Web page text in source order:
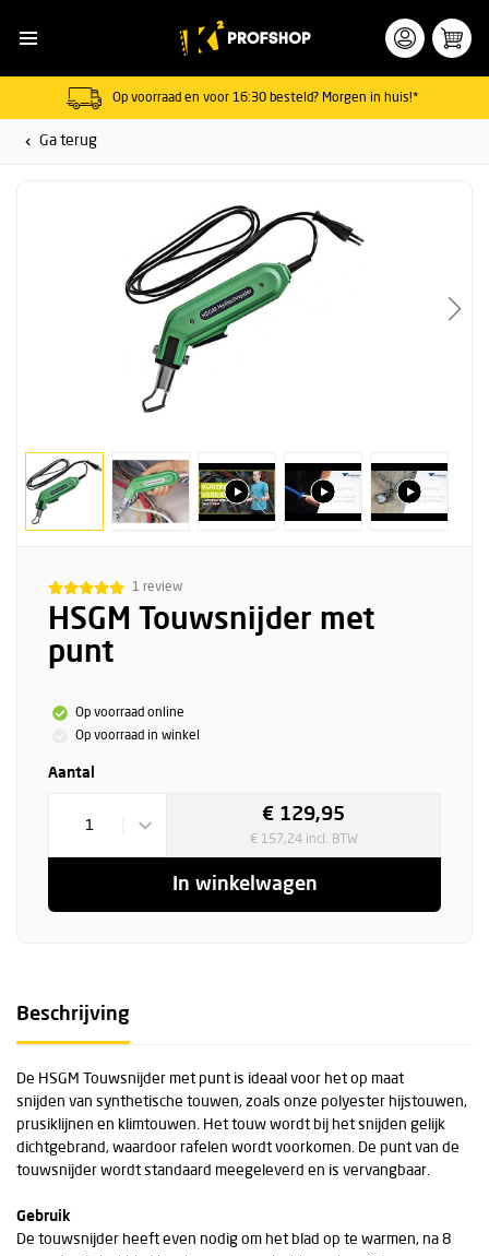
Op voorraad en voor 16:30 besteld? Morgen in huis!*
Ga terug
1 review
HSGM Touwsnijder met
punt
Op voorraad online
Op voorraad in winkel
Aantal
1
€ 129,95
€ 157,24 incl. BTW
In winkelwagen
Beschrijving
De HSGM Touwsnijder met punt is ideaal voor het op maat
snijden van synthetische touwen, zoals onze polyester hijstouwen,
prusiklijnen en klimtouwen. Het touw wordt bij het snijden gelijk
dichtgebrand, waardoor rafelen wordt voorkomen. De punt van de
touwsnijder wordt standaard meegeleverd en is vervangbaar.
Gebruik
De touwsnijder heeft even nodig om het blad op te warmen, na 8